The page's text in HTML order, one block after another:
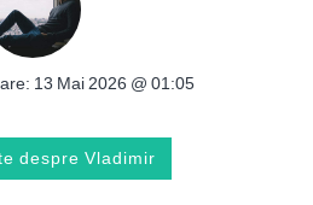
13 Mai 2026 @ 01:05
despre Vladimir